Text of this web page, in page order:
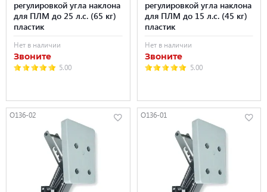
регулировкой угла наклона
для ПЛМ до 25 л.с. (65 кг)
пластик
Нет в наличии
Звоните
5.00
регулировкой угла наклона
для ПЛМ до 15 л.с. (45 кг)
пластик
Нет в наличии
Звоните
5.00
O136-02 O136-01